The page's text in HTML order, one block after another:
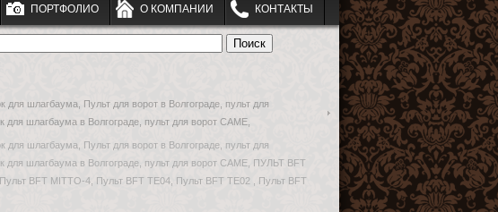
ПОРТФОЛИО О КОМПАНИИ КОНТАКТЫ
для шлагбаума, Пульт для ворот в Волгограде, пульт для
шлагбаума в Волгограде, пульт для ворот CAME,
для шлагбаума, Пульт для ворот в Волгограде, пульт для
для шлагбаума в Волгограде, пульт для ворот CAME, ПУЛЬТ BFT
BFT MITTO-4, Пульт BFT TE04, Пульт BFT TE02 , Пульт BFT